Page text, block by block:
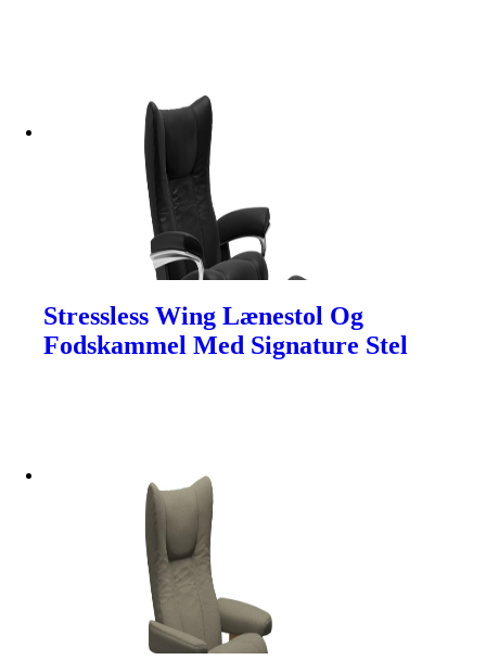
Stressless Wing Lænestol Og
Fodskammel Med Signature Stel